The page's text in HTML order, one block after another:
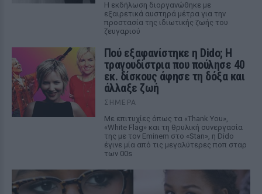
Η εκδήλωση διοργανώθηκε με
εξαιρετικά αυστηρά μέτρα για την
προστασία της ιδιωτικής ζωής του
ζευγαριού
Πού εξαφανίστηκε η Dido; Η
τραγουδίστρια που πούλησε 40
εκ. δίσκους άφησε τη δόξα και
άλλαξε ζωή
ΣΉΜΕΡΑ
Με επιτυχίες όπως τα «Thank You»,
«White Flag» και τη θρυλική συνεργασία
της με τον Eminem στο «Stan», η Dido
έγινε μία από τις μεγαλύτερες ποπ σταρ
των 00s